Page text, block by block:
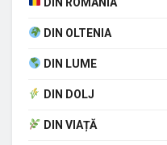
DIN OLTENIA
DIN LUME
DIN DOLJ
DIN VIAȚĂ